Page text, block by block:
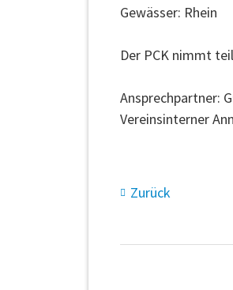
Gewässer: Rhein
Der PCK nimmt
Ansprechpartner:
Vereinsinterner
Zurück